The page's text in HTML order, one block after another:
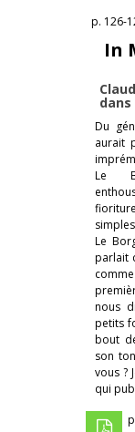
p. 126-
In
dans
Du
aurait
Le
Le
parlait
nous
petits
bout
son
vous ?
qui